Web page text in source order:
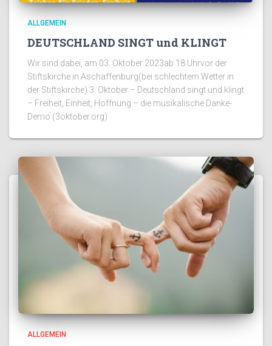
ALLGEMEIN
DEUTSCHLAND SINGT und KLINGT
Wir sind dabei, am 03. Oktober 2023ab 18 Uhrvor der
Stiftskirche in Aschaffenburg(bei schlechtem Wetter in
der Stiftskirche) 3. Oktober – Deutschland singt und klingt
– Freiheit, Einheit, Hoffnung – die musikalische Danke-
Demo (3oktober.org)
ALLGEMEIN